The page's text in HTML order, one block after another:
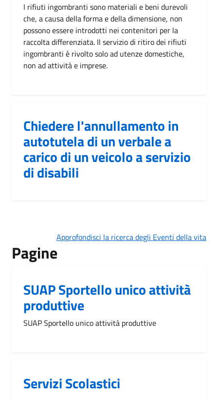
I rifiuti ingombranti sono materiali e beni durevoli
che, a causa della forma e della dimensione, non
possono essere introdotti nei contenitori per la
raccolta differenziata. Il servizio di ritiro dei rifiuti
ingombranti è rivolto solo ad utenze domestiche,
non ad attività e imprese.
Chiedere l'annullamento in
autotutela di un verbale a
carico di un veicolo a servizio
di disabili
Approfondisci la ricerca degli Eventi della vita
Pagine
SUAP Sportello unico attività
produttive
SUAP Sportello unico attività produttive
Servizi Scolastici